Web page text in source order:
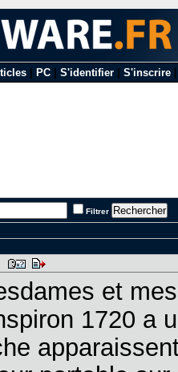
PC S'identifier S'inscrire
Filtrer
et
1720 a